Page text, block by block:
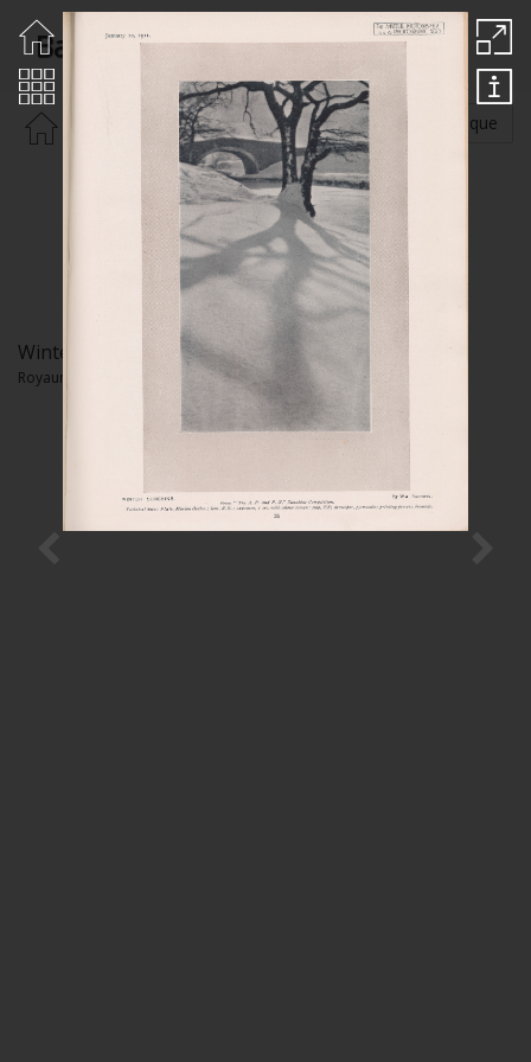
Baldwin William
Rechercher par : Auteur Thématique
Winter Sunshine
Royaume-Uni